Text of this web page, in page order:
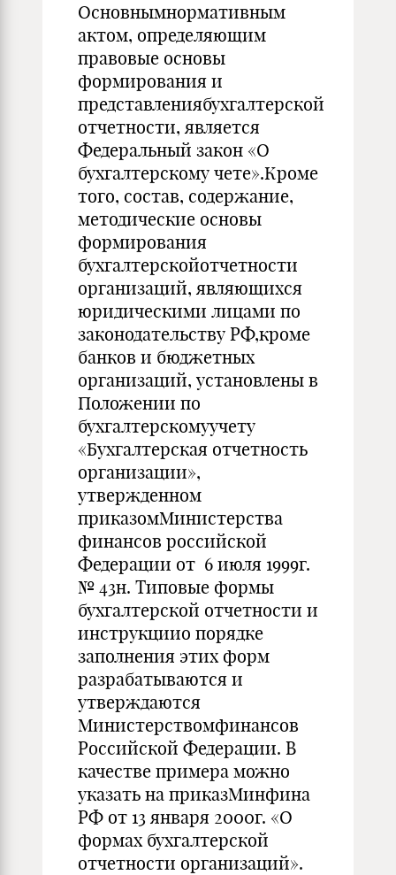
Основнымнормативным
актом, определяющим
правовые основы
формирования и
представлениябухгалтерской
отчетности, является
Федеральный закон «О
бухгалтерскому чете».Кроме
того, состав, содержание,
методические основы
формирования
бухгалтерскойотчетности
организаций, являющихся
юридическими лицами по
законодательству РФ,кроме
банков и бюджетных
организаций, установлены в
Положении по
бухгалтерскомуучету
«Бухгалтерская отчетность
организации»,
утвержденном
приказомМинистерства
финансов российской
Федерации от 6 июля 1999г.
№ 43н. Типовые формы
бухгалтерской отчетности и
инструкциио порядке
заполнения этих форм
разрабатываются и
утверждаются
Министерствомфинансов
Российской Федерации. В
качестве примера можно
указать на приказМинфина
РФ от 13 января 2000г. «О
формах бухгалтерской
отчетности организаций».